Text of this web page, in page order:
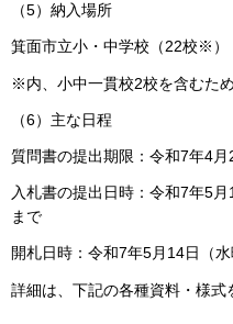
（5）納入場所
箕面市立小・中学校（22校※）
※内、小中一貫校2校を含むた
（6）主な日程
質問書の提出期限：令和7年4
入札書の提出日時：令和7年5
まで
開札日時：令和7年5月14日（
詳細は、下記の各種資料・様式